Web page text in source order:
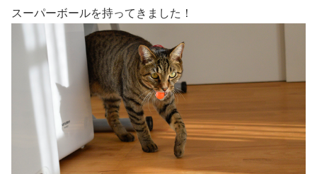
スーパーボールを持ってきました！